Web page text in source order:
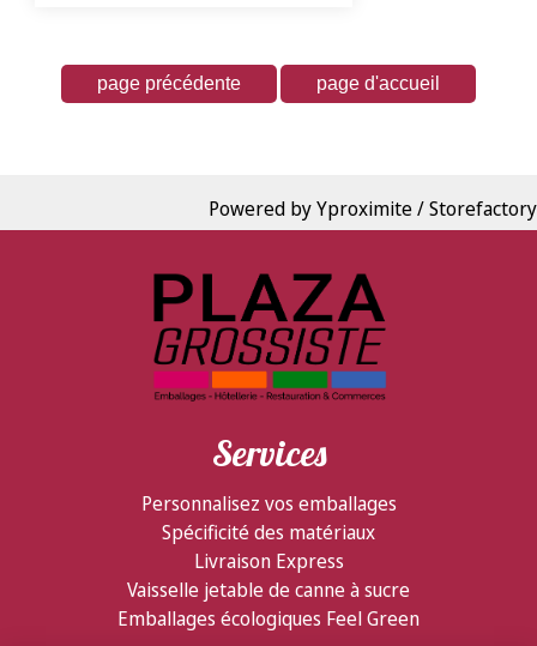
Powered by Yproximite / Storefactory
Services
Personnalisez vos emballages
Spécificité des matériaux
Livraison Express
Vaisselle jetable de canne à sucre
Emballages écologiques Feel Green